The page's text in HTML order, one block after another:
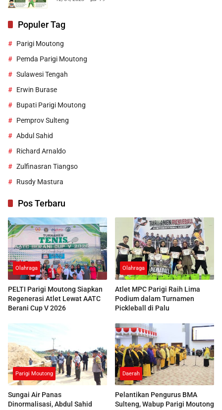
Populer Tag
Parigi Moutong
Pemda Parigi Moutong
Sulawesi Tengah
Erwin Burase
Bupati Parigi Moutong
Pemprov Sulteng
Abdul Sahid
Richard Arnaldo
Zulfinasran Tiangso
Rusdy Mastura
Pos Terbaru
Olahraga
PELTI Parigi Moutong Siapkan
Regenerasi Atlet Lewat AATC
Berani Cup V 2026
Olahraga
Atlet MPC Parigi Raih Lima
Podium dalam Turnamen
Pickleball di Palu
Parigi Moutong
Sungai Air Panas
Dinormalisasi, Abdul Sahid
Daerah
Pelantikan Pengurus BMA
Sulteng, Wabup Parigi Moutong